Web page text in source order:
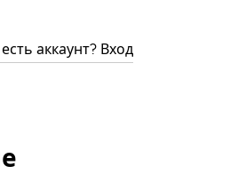
аккаунт? Вход